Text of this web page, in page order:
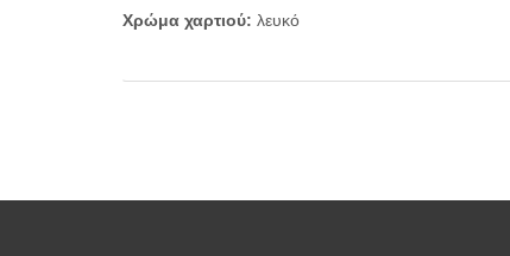
Χρώμα χαρτιού: λευκό